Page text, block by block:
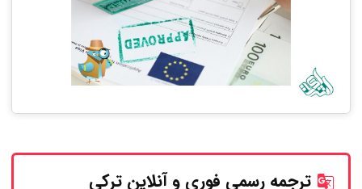
ترجمه رسمی فوری و آنلاین ترکی